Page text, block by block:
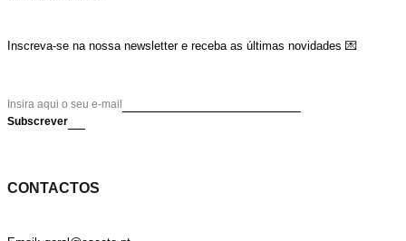
Inscreva-se na nossa newsletter e receba as últimas novidades 💌
Insira aqui o seu e-mail
Subscrever
CONTACTOS